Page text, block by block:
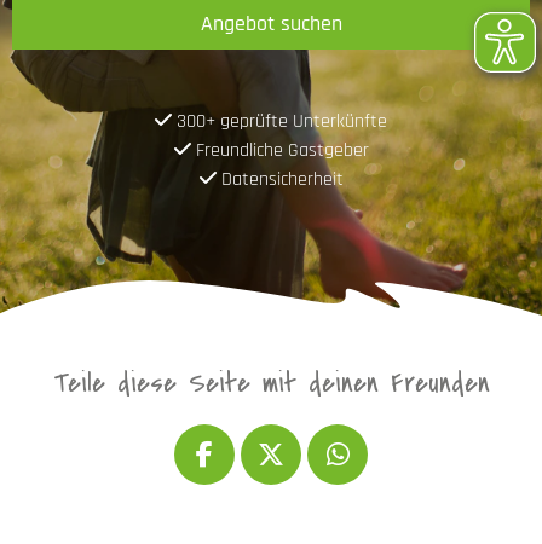
Angebot suchen
300+ geprüfte Unterkünfte
Freundliche Gastgeber
Datensicherheit
Teile diese Seite mit deinen Freunden